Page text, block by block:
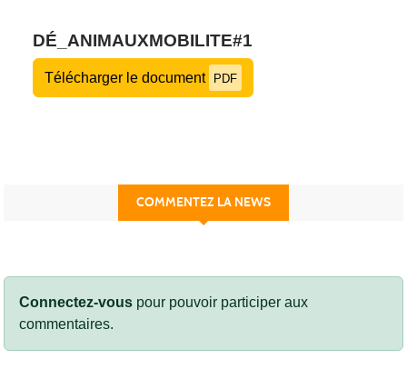
DÉ_ANIMAUXMOBILITE#1
Télécharger le document PDF
COMMENTEZ LA NEWS
Connectez-vous pour pouvoir participer aux
commentaires.